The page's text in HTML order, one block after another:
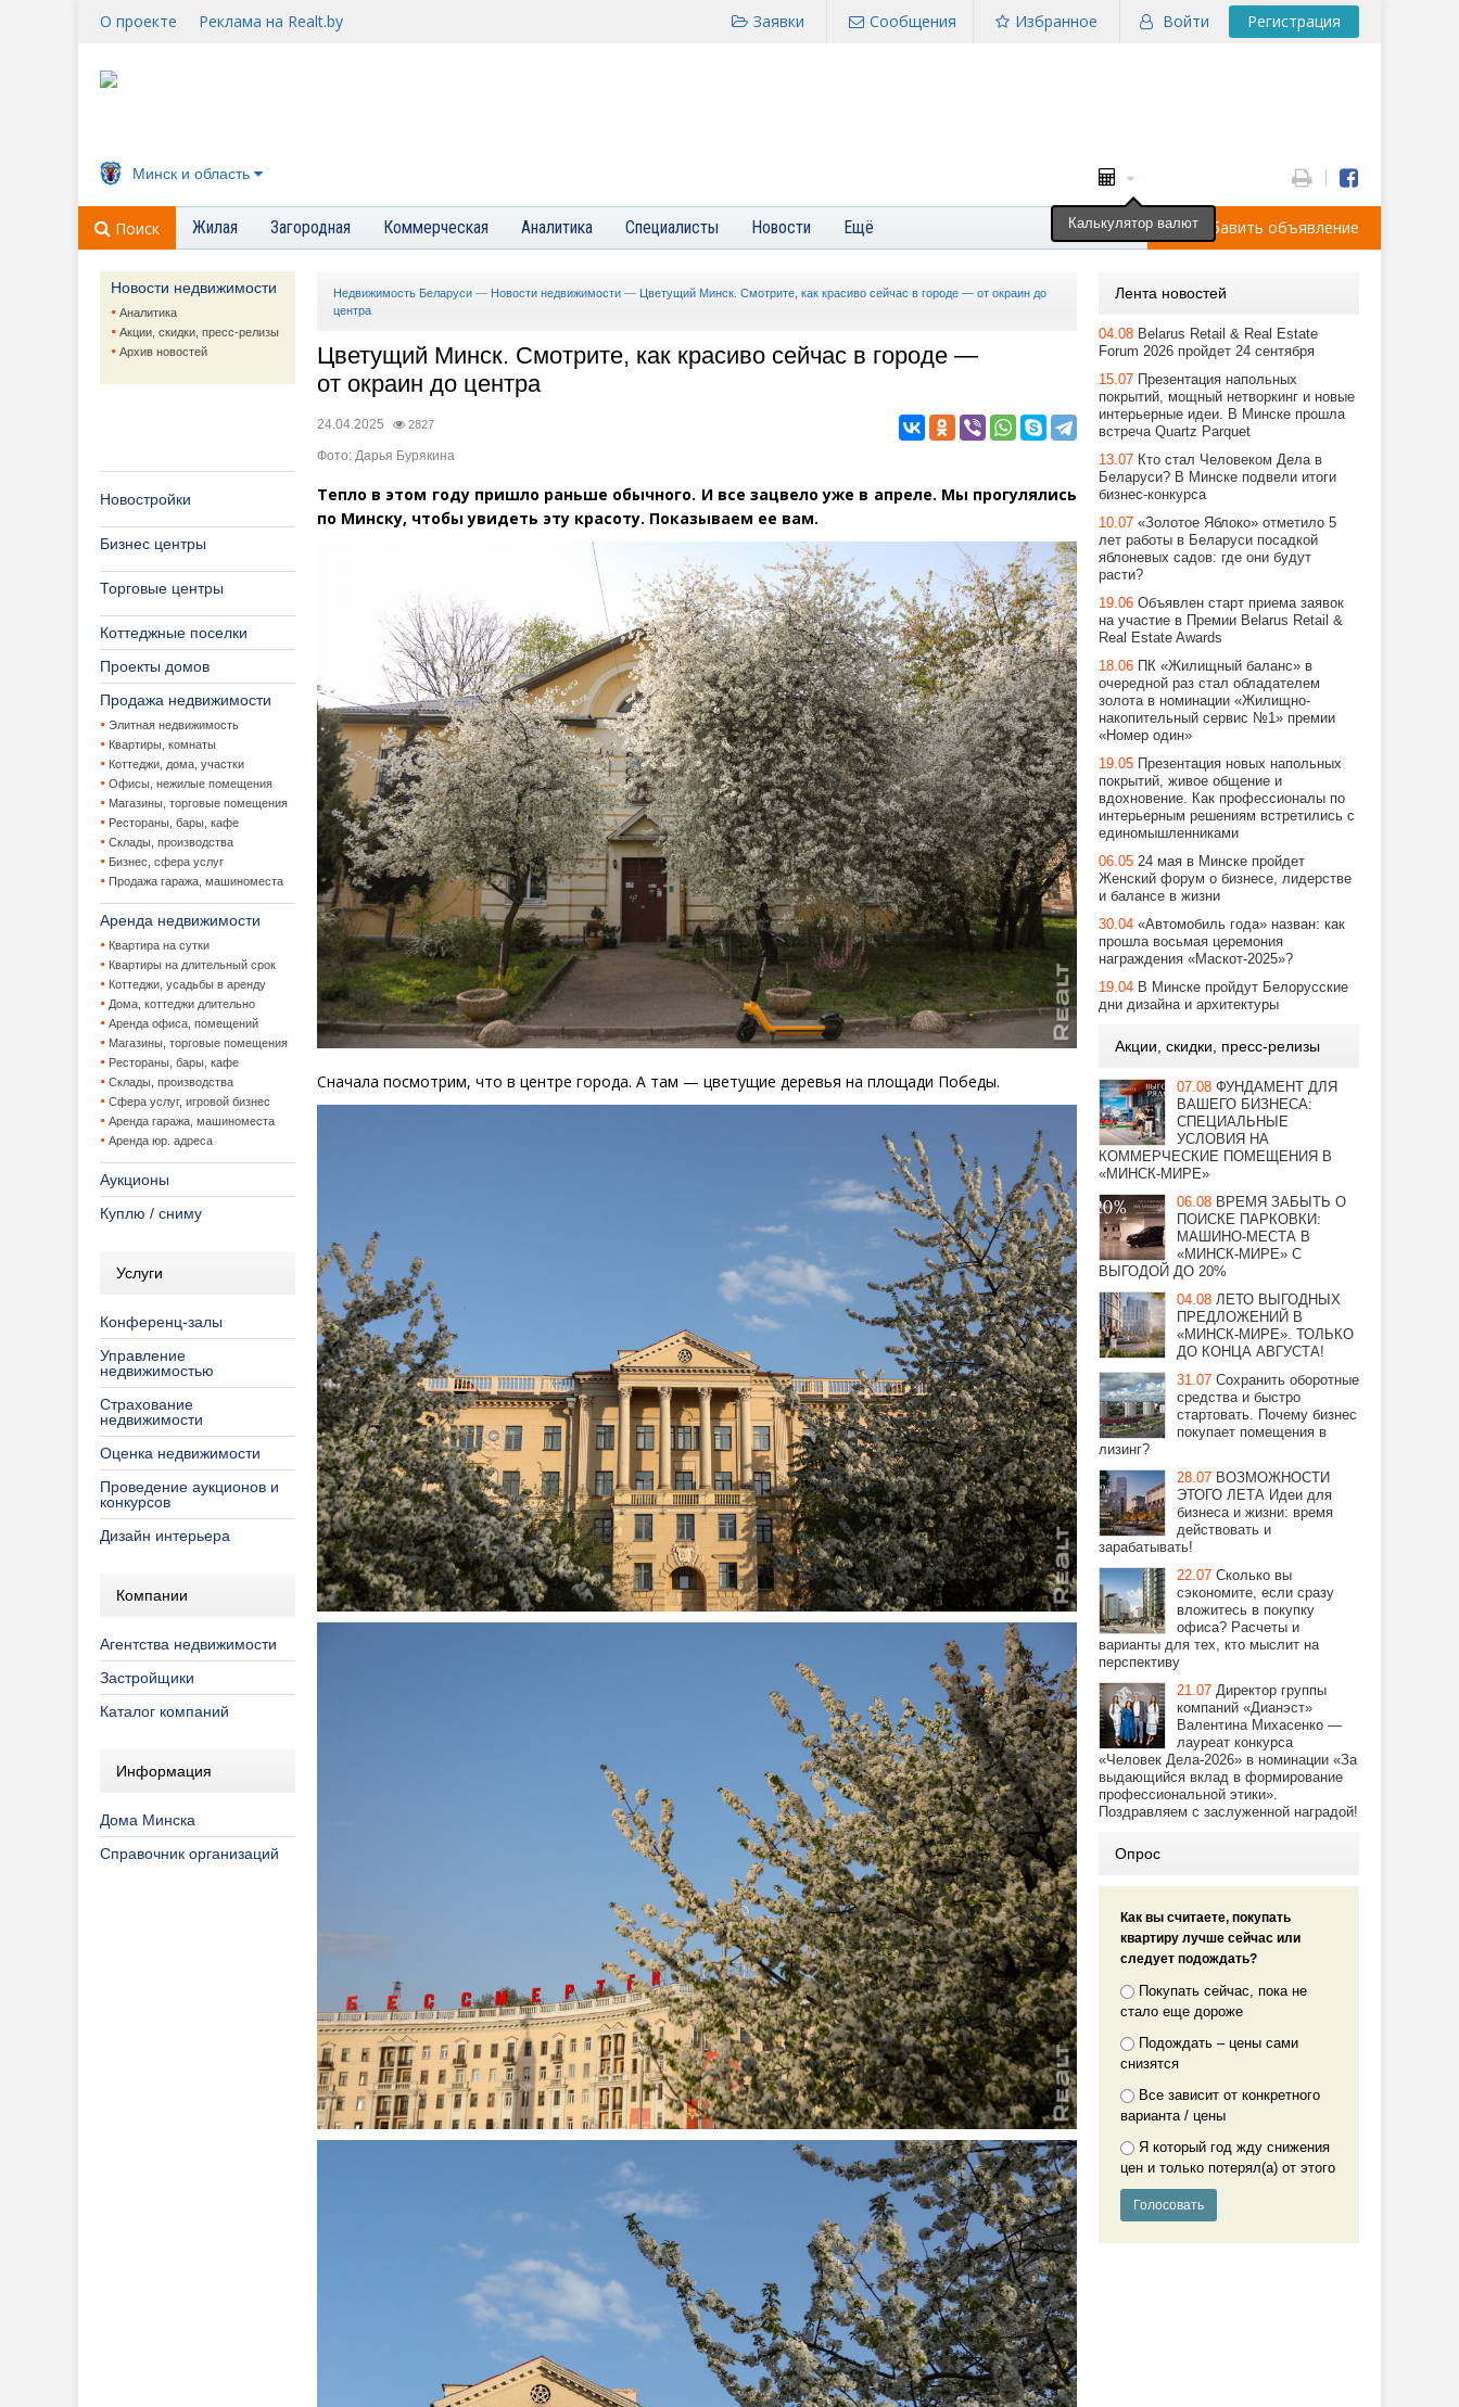
О проекте Реклама на Realt.by Войти Регистрация
Избранное
Сообщения
Заявки
Минск и область
Поиск Жилая Загородная Коммерческая Аналитика Специалисты Новости Ещё Добавить объявление
Новости недвижимости
Аналитика
Акции, скидки, пресс-релизы
Архив новостей
Новостройки
Бизнес центры
Торговые центры
Коттеджные поселки
Проекты домов
Продажа недвижимости
Элитная недвижимость
Квартиры, комнаты
Коттеджи, дома, участки
Офисы, нежилые помещения
Магазины, торговые помещения
Рестораны, бары, кафе
Склады, производства
Бизнес, сфера услуг
Продажа гаража, машиноместа
Аренда недвижимости
Квартира на сутки
Квартиры на длительный срок
Коттеджи, усадьбы в аренду
Дома, коттеджи длительно
Аренда офиса, помещений
Магазины, торговые помещения
Рестораны, бары, кафе
Склады, производства
Сфера услуг, игровой бизнес
Аренда гаража, машиноместа
Аренда юр. адреса
Аукционы
Куплю / сниму
Услуги
Конференц-залы
Управление
недвижимостью
Страхование
недвижимости
Оценка недвижимости
Проведение аукционов и
конкурсов
Дизайн интерьера
Компании
Агентства недвижимости
Застройщики
Каталог компаний
Информация
Дома Минска
Справочник организаций
Недвижимость Беларуси — Новости недвижимости — Цветущий Минск. Смотрите, как красиво сейчас в городе — от окраин до
центра
Цветущий Минск. Смотрите, как красиво сейчас в городе —
от окраин до центра
24.04.2025 2827
Фото: Дарья Бурякина
Тепло в этом году пришло раньше обычного. И все зацвело уже в апреле. Мы прогулялись
по Минску, чтобы увидеть эту красоту. Показываем ее вам.
Сначала посмотрим, что в центре города. А там — цветущие деревья на площади Победы.
Лента новостей
04.08 Belarus Retail & Real Estate
Forum 2026 пройдет 24 сентября
15.07 Презентация напольных
покрытий, мощный нетворкинг и новые
интерьерные идеи. В Минске прошла
встреча Quartz Parquet
13.07 Кто стал Человеком Дела в
Беларуси? В Минске подвели итоги
бизнес-конкурса
10.07 «Золотое Яблоко» отметило 5
лет работы в Беларуси посадкой
яблоневых садов: где они будут
расти?
19.06 Объявлен старт приема заявок
на участие в Премии Belarus Retail &
Real Estate Awards
18.06 ПК «Жилищный баланс» в
очередной раз стал обладателем
золота в номинации «Жилищно-
накопительный сервис №1» премии
«Номер один»
19.05 Презентация новых напольных
покрытий, живое общение и
вдохновение. Как профессионалы по
интерьерным решениям встретились с
единомышленниками
06.05 24 мая в Минске пройдет
Женский форум о бизнесе, лидерстве
и балансе в жизни
30.04 «Автомобиль года» назван: как
прошла восьмая церемония
награждения «Маскот-2025»?
19.04 В Минске пройдут Белорусские
дни дизайна и архитектуры
Акции, скидки, пресс-релизы
07.08 ФУНДАМЕНТ ДЛЯ
ВАШЕГО БИЗНЕСА:
СПЕЦИАЛЬНЫЕ
УСЛОВИЯ НА
КОММЕРЧЕСКИЕ ПОМЕЩЕНИЯ В
«МИНСК-МИРЕ»
06.08 ВРЕМЯ ЗАБЫТЬ О
ПОИСКЕ ПАРКОВКИ:
МАШИНО-МЕСТА В
«МИНСК-МИРЕ» С
ВЫГОДОЙ ДО 20%
04.08 ЛЕТО ВЫГОДНЫХ
ПРЕДЛОЖЕНИЙ В
«МИНСК-МИРЕ». ТОЛЬКО
ДО КОНЦА АВГУСТА!
31.07 Сохранить оборотные
средства и быстро
стартовать. Почему бизнес
покупает помещения в
лизинг?
28.07 ВОЗМОЖНОСТИ
ЭТОГО ЛЕТА Идеи для
бизнеса и жизни: время
действовать и
зарабатывать!
22.07 Сколько вы
сэкономите, если сразу
вложитесь в покупку
офиса? Расчеты и
варианты для тех, кто мыслит на
перспективу
21.07 Директор группы
компаний «Дианэст»
Валентина Михасенко —
лауреат конкурса
«Человек Дела-2026» в номинации «За
выдающийся вклад в формирование
профессиональной этики».
Поздравляем с заслуженной наградой!
Опрос
Как вы считаете, покупать
квартиру лучше сейчас или
следует подождать?
Покупать сейчас, пока не
стало еще дороже
Подождать – цены сами
снизятся
Все зависит от конкретного
варианта / цены
Я который год жду снижения
цен и только потерял(а) от этого
Калькулятор валют